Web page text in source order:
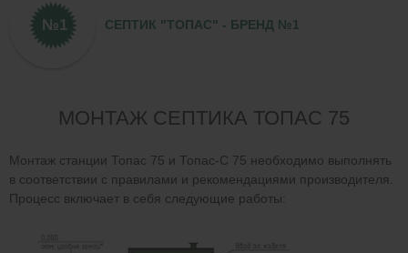
СЕПТИК "ТОПАС" - БРЕНД №1
МОНТАЖ СЕПТИКА ТОПАС 75
Монтаж станции Топас 75 и Топас-С 75 необходимо выполнять
в соответствии с правилами и рекомендациями производителя.
Процесс включает в себя следующие работы: